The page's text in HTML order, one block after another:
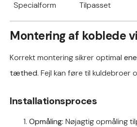
Specialform Tilpasset
Montering af koblede
Korrekt montering sikrer optimal
tæthed. Fejl kan føre til kuldebroer
Installationsproces
Opmåling: Nøjagtig opmåling